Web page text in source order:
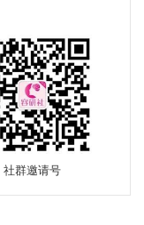
社群邀请号